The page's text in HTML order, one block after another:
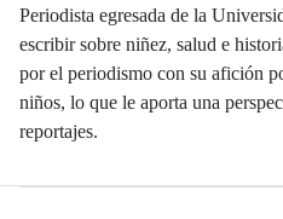
Periodista egresada de la
escribir sobre niñez, salud e
por el periodismo con su afición
niños, lo que le aporta una
reportajes.